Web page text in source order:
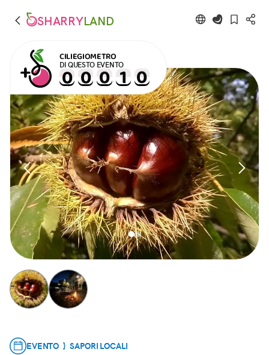
SHARRYLAND
CILIEGIOMETRO
DI QUESTO EVENTO
EVENTO } SAPORI LOCALI